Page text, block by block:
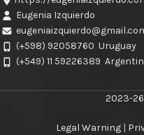
Eugenia Izquierdo
(+598) 92058760 Uruguay
(+549) 11 59226389
2023-
Legal Warning |